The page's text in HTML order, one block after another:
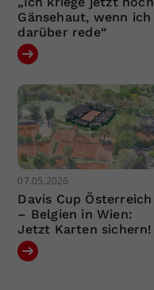
Gänsehaut, wenn ich
darüber rede“
07.05.2026
Davis Cup Österreich
– Belgien in Wien:
Jetzt Karten sichern!